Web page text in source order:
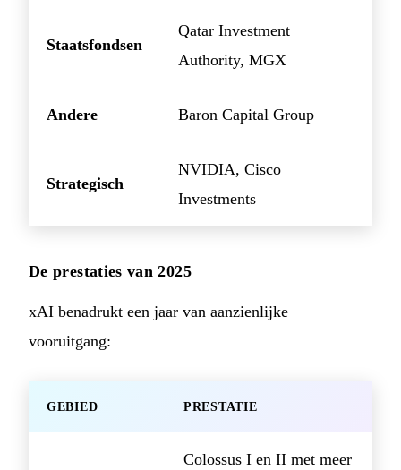
Staatsfondsen
Qatar Investment
Authority, MGX
Andere Baron Capital Group
Strategisch
NVIDIA, Cisco
Investments
De prestaties van 2025
xAI benadrukt een jaar van aanzienlijke
vooruitgang:
GEBIED PRESTATIE
Colossus I en II met meer